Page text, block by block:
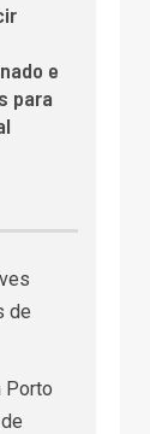
e
para
de
Porto